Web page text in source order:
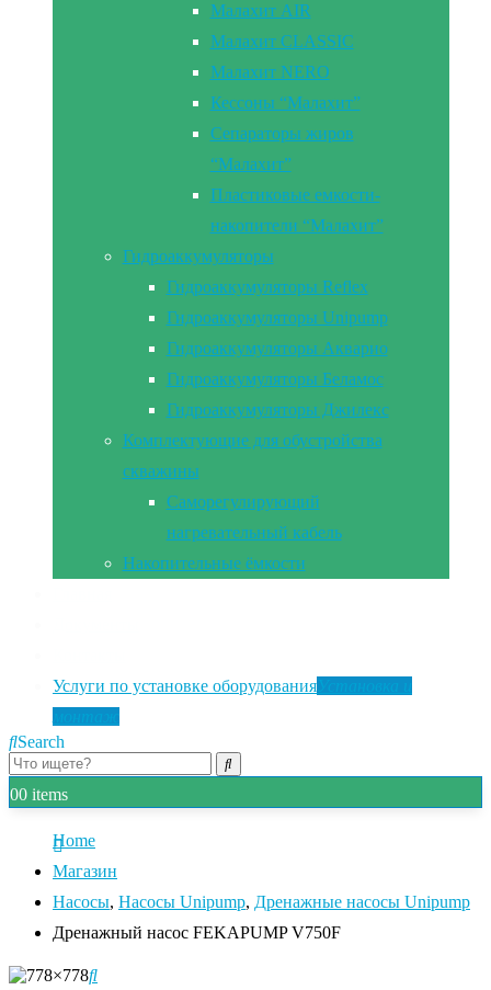
Малахит AIR
Малахит CLASSIC
Малахит NERO
Кессоны “Малахит”
Сепараторы жиров
“Малахит”
Пластиковые емкости-
накопители “Малахит”
Гидроаккумуляторы
Гидроаккумуляторы Reflex
Гидроаккумуляторы Unipump
Гидроаккумуляторы Акварио
Гидроаккумуляторы Беламос
Гидроаккумуляторы Джилекс
Комплектующие для обустройства
скважины
Саморегулирующий
нагревательный кабель
Накопительные ёмкости
Услуги по установке оборудования
Search
00 items
Home
Магазин
Насосы, Насосы Unipump, Дренажные насосы Unipump
Дренажный насос FEKAPUMP V750F